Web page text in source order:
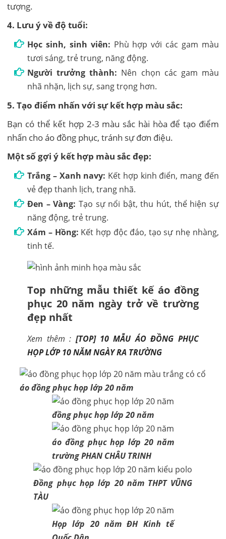
tượng.
4. Lưu ý về độ tuổi:
Học sinh, sinh viên: Phù hợp với các gam màu
tươi sáng, trẻ trung, năng động.
Người trưởng thành: Nên chọn các gam màu
nhã nhặn, lịch sự, sang trọng hơn.
5. Tạo điểm nhấn với sự kết hợp màu sắc:
Bạn có thể kết hợp 2-3 màu sắc hài hòa để tạo điểm
nhấn cho áo đồng phục, tránh sự đơn điệu.
Một số gợi ý kết hợp màu sắc đẹp:
Trắng – Xanh navy: Kết hợp kinh điển, mang đến
vẻ đẹp thanh lịch, trang nhã.
Đen – Vàng: Tạo sự nổi bật, thu hút, thể hiện sự
năng động, trẻ trung.
Xám – Hồng: Kết hợp độc đáo, tạo sự nhẹ nhàng,
tinh tế.
Top những mẫu thiết kế áo đồng
phục 20 năm ngày trở về trường
đẹp nhất
Xem thêm : [TOP] 10 MẪU ÁO ĐỒNG PHỤC
HỌP LỚP 10 NĂM NGÀY RA TRƯỜNG
áo đồng phục họp lớp 20 năm
đồng phục họp lớp 20 năm
áo đồng phục họp lớp 20 năm
trường PHAN CHÂU TRINH
Đồng phục họp lớp 20 năm THPT VŨNG
TÀU
Họp lớp 20 năm ĐH Kinh tế